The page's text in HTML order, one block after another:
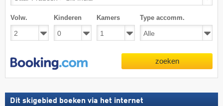
Volw. Kinderen Kamers Type accomm.
zoeken
Dit skigebied boeken via het internet